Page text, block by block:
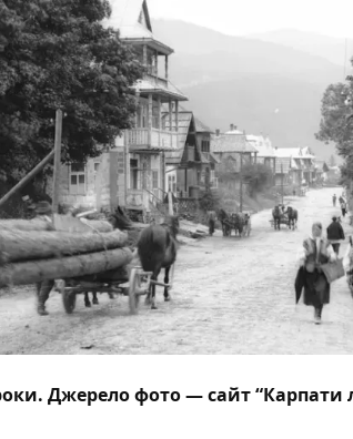
Джерело фото — сайт “Карпати